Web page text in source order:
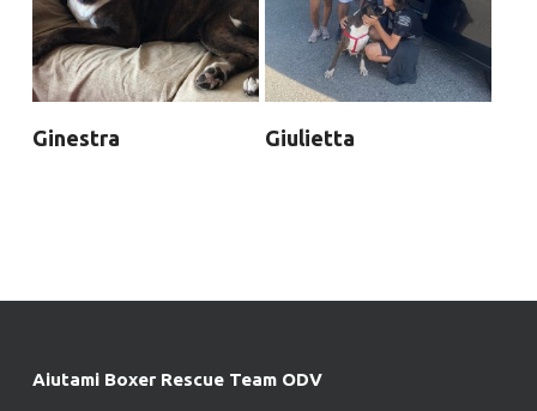
Ginestra Giulietta
Aiutami Boxer Rescue Team ODV